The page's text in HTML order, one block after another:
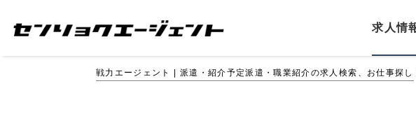
求人情
戦力エージェント | 派遣・紹介予定派遣・職業紹介の求人検索、お仕事探し